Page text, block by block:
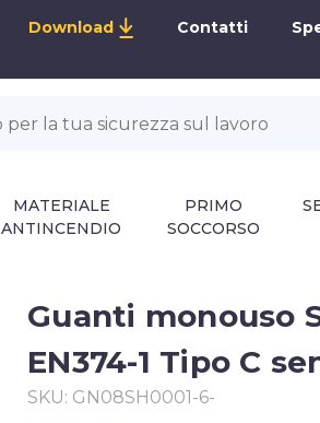
Download Contatti
MATERIALE
ANTINCENDIO
PRIMO
SOCCORSO
Guanti monouso
EN374-1 Tipo C
SKU: GN08SH0001-6-